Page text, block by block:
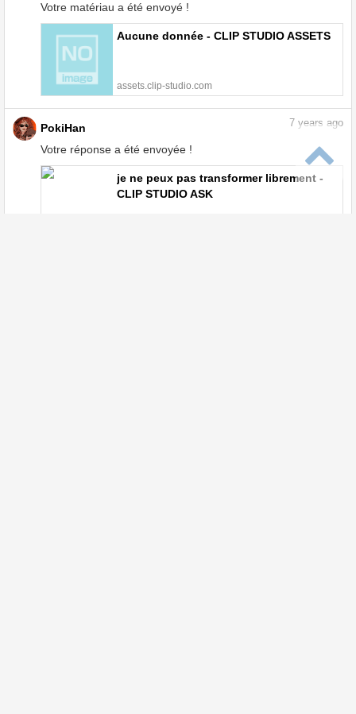
Votre matériau a été envoyé !
Aucune donnée - CLIP STUDIO ASSETS
assets.clip-studio.com
PokiHan
Votre réponse a été envoyée !
7 years ago
je ne peux pas transformer librement -
CLIP STUDIO ASK